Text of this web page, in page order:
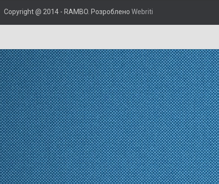
Copyright @ 2014 - RAMBO. Розроблено Webriti